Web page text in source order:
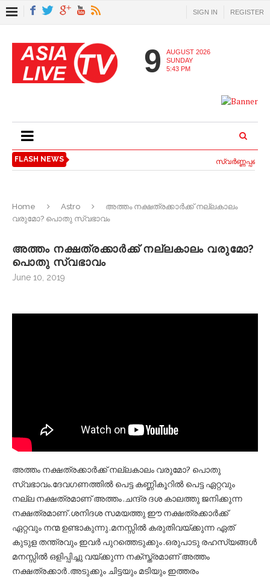
SIGN IN REGISTER
9
AUGUST 2026
SUNDAY
5:43 PM
FLASH NEWS സ്വര്‍ണ്ണപ്പണയ
Home Astro
അത്തം നക്ഷത്രക്കാർക്ക് നല്ലകാലം
വരുമോ? പൊതു സ്വഭാവം
അത്തം നക്ഷത്രക്കാർക്ക് നല്ലകാലം വരുമോ?
പൊതു സ്വഭാവം
June 10, 2019
അത്തം നക്ഷത്രക്കാർക്ക് നല്ലകാലം വരുമോ? പൊതു
സ്വഭാവം.ദേവഗണത്തിൽ പെട്ട കണ്ണികൂറിൽ പെട്ട ഏറ്റവും
നല്ല നക്ഷത്രമാണ് അത്തം .ചന്ദ്ര ദശ കാലത്തു ജനിക്കുന്ന
നക്ഷത്രമാണ് .ശനിദശ സമയത്തു ഈ നക്ഷത്രക്കാർക്ക്‌
ഏറ്റവും നന്മ ഉണ്ടാകുന്നു .മനസ്സിൽ കരുതിവയ്ക്കുന്ന ഏത്
കുടുള തന്ത്രവും ഇവർ പുറത്തെടുക്കും .ഒരുപാടു രഹസ്യങ്ങൾ
മനസ്സിൽ ഒളിപ്പിച്ചു വയ്ക്കുന്ന നക്സ്ത്രമാണ് അത്തം
നക്ഷത്രക്കാർ .അടുക്കും ചിട്ടയും മടിയും ഇത്തരം